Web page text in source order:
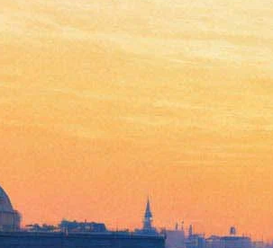
Звезду "Игры
"Властелина
из паба за
Версия для печати